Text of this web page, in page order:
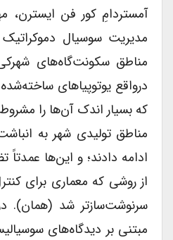
آمستردامِ کور فن ایسترن،
مدیریت سوسیال دموکراتیک
مناطق سکونت‌گاه‌های
درواقع یوتوپیاهای
که بسیار اندک آن‌ها را مشروط
مناطق تولیدی شهر به
ادامه دادند؛ و این‌ها عمدتاً
از روشی که معماری برای
سرنوشت‌سازتر شد (همان).